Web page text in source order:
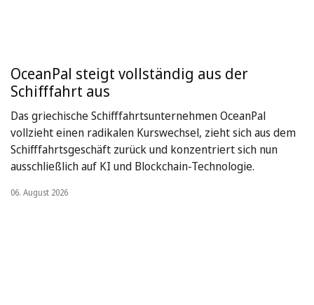
OceanPal steigt vollständig aus der
Schifffahrt aus
Das griechische Schifffahrtsunternehmen OceanPal
vollzieht einen radikalen Kurswechsel, zieht sich aus dem
Schifffahrtsgeschäft zurück und konzentriert sich nun
ausschließlich auf KI und Blockchain-Technologie.
06. August 2026